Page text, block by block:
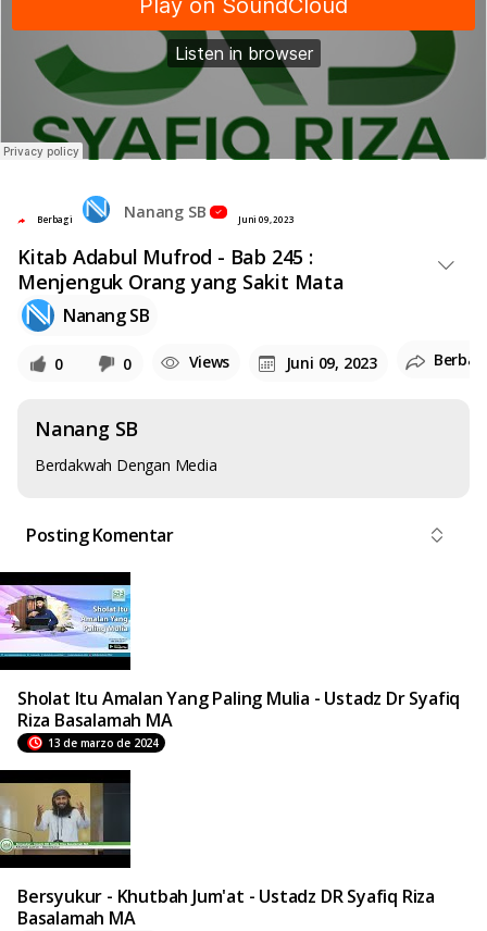
Berbagi Nanang SB Juni 09, 2023
Kitab Adabul Mufrod - Bab 245 :
Menjenguk Orang yang Sakit Mata
Nanang SB
0 0 Views Juni 09, 2023
Nanang SB
Berdakwah Dengan Media
Posting Komentar
Sholat Itu Amalan Yang Paling Mulia - Ustadz Dr Syafiq
Riza Basalamah MA
13 de marzo de 2024
Bersyukur - Khutbah Jum'at - Ustadz DR Syafiq Riza
Basalamah MA